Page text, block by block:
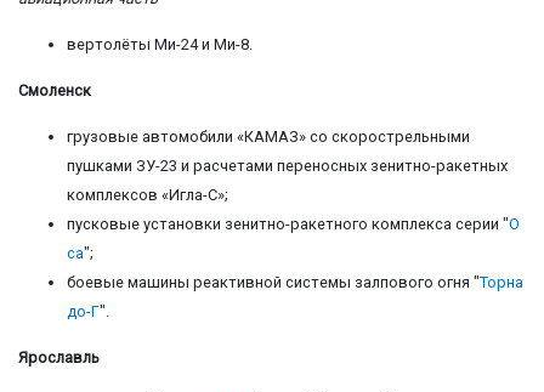
вертолёты Ми-24 и Ми-8.
Смоленск
грузовые автомобили «КАМАЗ» со скорострельными
пушками ЗУ-23 и расчетами переносных зенитно-ракетных
комплексов «Игла-С»;
пусковые установки зенитно-ракетного комплекса серии "О
са";
боевые машины реактивной системы залпового огня "Торна
до-Г".
Ярославль